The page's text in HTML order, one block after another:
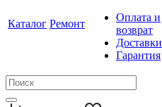
Каталог Ремонт
Оплата и
возврат
Доставки
Гарантия